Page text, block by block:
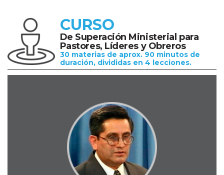
CURSO
De Superación Ministerial para
Pastores, Líderes y Obreros
30 materias de aprox. 90 minutos de
duración, divididas en 4 lecciones.